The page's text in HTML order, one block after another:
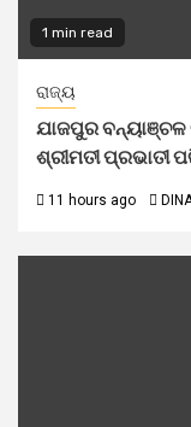
1 min read
ରାଜ୍ୟ
ଯାଜପୁର
ଶ୍ରୀମତୀ ପ୍ରଭାତୀ
11 hours ago